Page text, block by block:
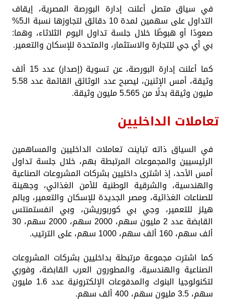
في سياق متصل أعلنت إدارة البورصة المصرية، إيقاف
التداول على سهمين لمدة 10 دقائق لتجاوزها نسبة الـ5%
صعودًا أو هبوطًا خلال جلسة تداول اليوم الثلاثاء، وهما:
بي أي جي للتجارة والاستثمار، والمتحدة للإسكان والتعمير.
كما أعلنت إدارة البورصة، عن تسوية (إصدار) عدد 15 ألف
وثيقة، أمس الإثنين، ليصبح عدد الوثائق القائمة عدد 5.58
مليون وثيقة بدلًا من 5.565 مليون وثيقة.
تعاملات الداخليين
في السياق ذاته تباينت تعاملات الداخليين والمساهمين
الرئيسيين والمجموعات المرتبطة بهم، خلال جلسة تداول
أمس الأحد، إذ اشترى داخليين بشركات المشروعات الصناعية
والهندسية، والشرقية الوطنية للأمن الغذائي، وجهينة
للصناعات الغذائية، ومصر الجديدة للإسكان والتعمير، وبالم
هيلز للتعمير، وجي بي كوربوريشن، وبي انفستمنتس
القابضة عدد 2 مليون سهم، 2000 سهم، 2000 سهم، 30
ألف سهم، 160 ألف سهم، 1000 سهم، على الترتيب.
كما اشترت مجموعة مرتبطة بداخليين بشركات المشروعات
الصناعية والهندسية، والمطورون العرب القابضة، وفوري
لتكنولوجيا البنوك والمدفوعات الإلكترونية عدد 1.6 مليون
سهم، 3.5 مليون سهم، 400 ألف سهم.